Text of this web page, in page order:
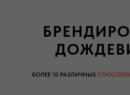
БОЛЕЕ 10 РАЗЛИЧНЫХ